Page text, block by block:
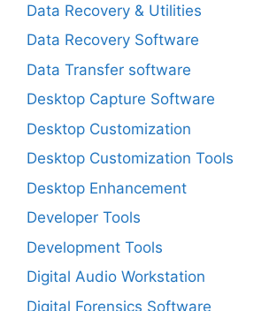
Data Recovery & Utilities
Data Recovery Software
Data Transfer software
Desktop Capture Software
Desktop Customization
Desktop Customization Tools
Desktop Enhancement
Developer Tools
Development Tools
Digital Audio Workstation
Digital Forensics Software